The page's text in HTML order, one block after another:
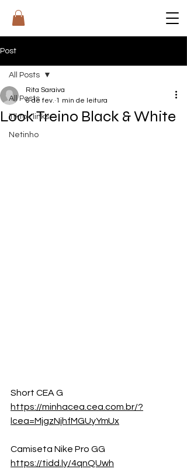
RIT
Post
All Posts
Tiktok links
Netinho
All Posts
Look Treino Black & White
Rita Saraiva
6 de fev. 1 min de leitura
Short CEA G
https://minhacea.cea.com.br/?
lcea=MjgzNjhfMGUyYmUx
Camiseta Nike Pro GG
https://tidd.ly/4qnQUwh